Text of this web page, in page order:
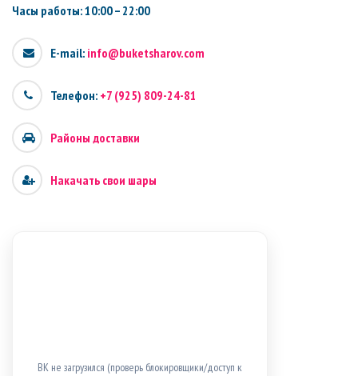
Часы работы: 10:00 – 22:00
E-mail: info@buketsharov.com
Телефон: +7 (925) 809-24-81
Районы доставки
Накачать свои шары
ВК не загрузился (проверь блокировщики/доступ к